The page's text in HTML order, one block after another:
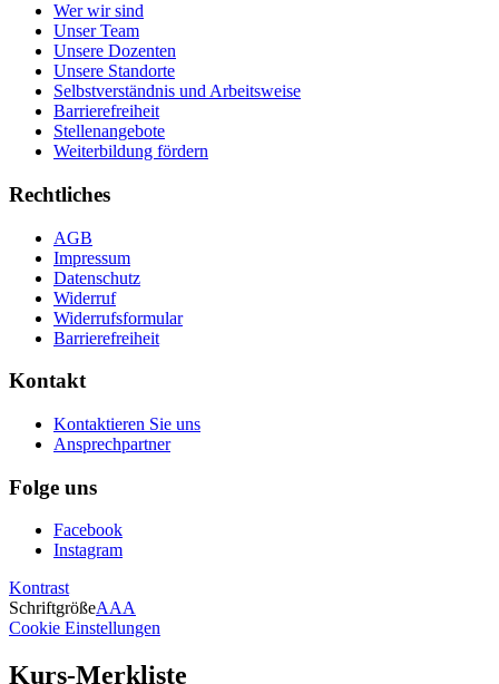
Wer wir sind
Unser Team
Unsere Dozenten
Unsere Standorte
Selbstverständnis und Arbeitsweise
Barrierefreiheit
Stellenangebote
Weiterbildung fördern
Rechtliches
AGB
Impressum
Datenschutz
Widerruf
Widerrufsformular
Barrierefreiheit
Kontakt
Kontaktieren Sie uns
Ansprechpartner
Folge uns
Facebook
Instagram
Kontrast
SchriftgrößeAAA
Cookie Einstellungen
Kurs-Merkliste